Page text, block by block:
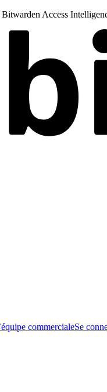
Access
commercialeSe